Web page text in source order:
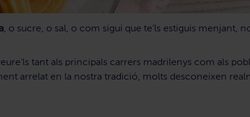
, o sucre, o sal, o com sigui que te'ls estiguis menjant,
tant als principals carrers madrilenys com als
arrelat en la nostra tradició, molts desconeixen